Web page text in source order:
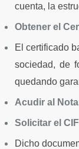
cuenta, la
Obtener el
El certificado
sociedad, de
quedando
Acudir al
Solicitar el
Dicho